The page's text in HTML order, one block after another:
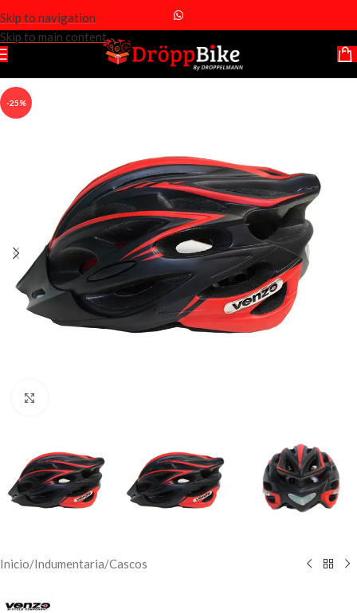
Skip to navigation
Skip to main content
-25%
Inicio/Indumentaria/Cascos